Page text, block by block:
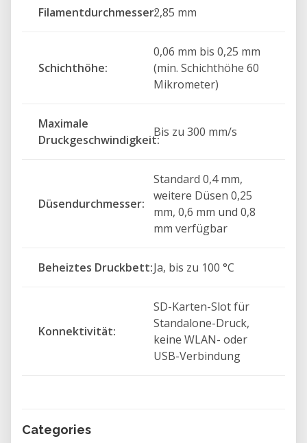
Filamentdurchmesser:2,85 mm
Schichthöhe:
0,06 mm bis 0,25 mm
(min. Schichthöhe 60
Mikrometer)
Maximale
Druckgeschwindigkeit:
Bis zu 300 mm/s
Düsendurchmesser:
Standard 0,4 mm,
weitere Düsen 0,25
mm, 0,6 mm und 0,8
mm verfügbar
Beheiztes Druckbett:Ja, bis zu 100 °C
Konnektivität:
SD-Karten-Slot für
Standalone-Druck,
keine WLAN- oder
USB-Verbindung
Categories